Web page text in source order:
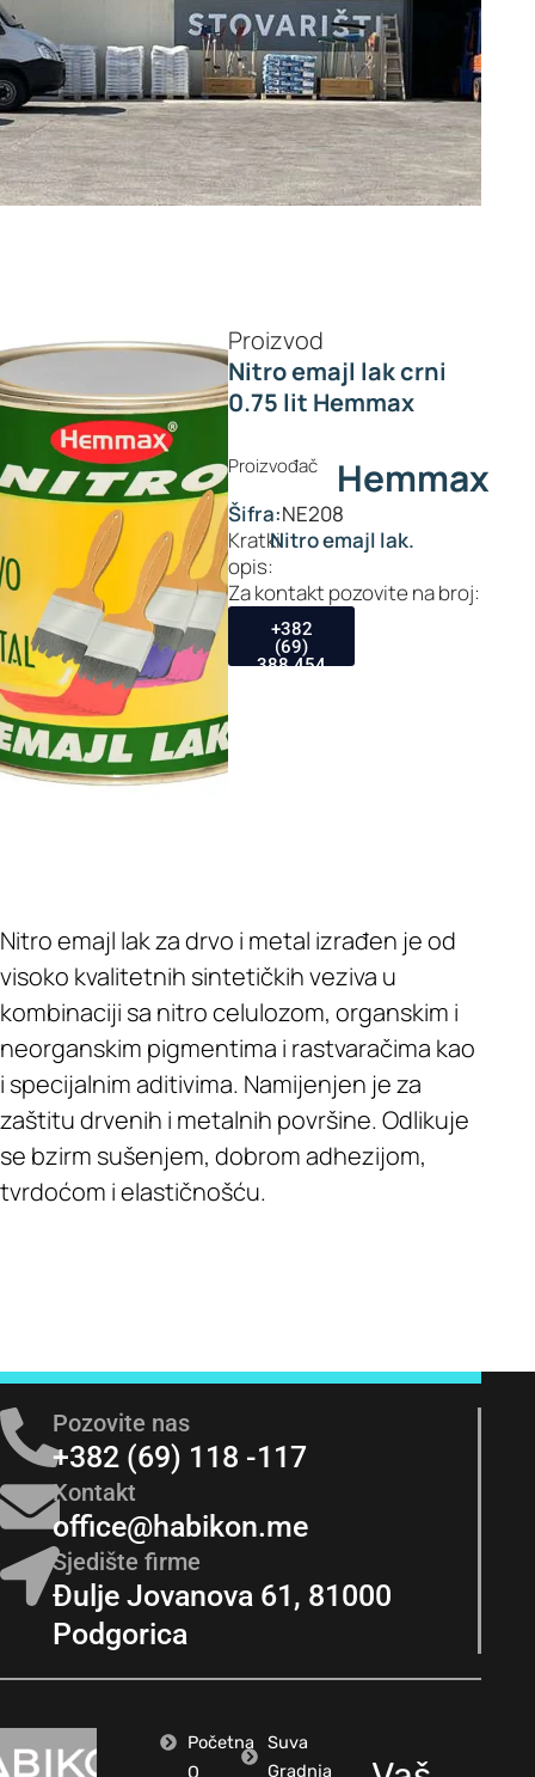
Proizvod
Nitro emajl lak crni
0.75 lit Hemmax
Proizvođač Hemmax
Šifra:NE208
Kratki
opis:
Nitro emajl lak.
Za kontakt pozovite na broj:
+382
(69)
388 454
Nitro emajl lak za drvo i metal izrađen je od
visoko kvalitetnih sintetičkih veziva u
kombinaciji sa nitro celulozom, organskim i
neorganskim pigmentima i rastvaračima kao
i specijalnim aditivima. Namijenjen je za
zaštitu drvenih i metalnih površine. Odlikuje
se bzirm sušenjem, dobrom adhezijom,
tvrdoćom i elastičnošću.
Pozovite nas
+382 (69) 118 -117
Kontakt
office@habikon.me
Sjedište firme
Đulje Jovanova 61, 81000
Podgorica
Početna
O
Suva
Gradnja